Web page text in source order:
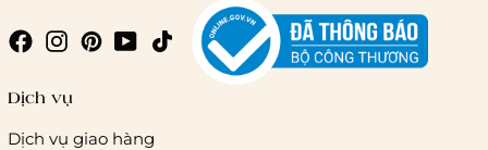
Giao hàng trong ngày (hoả tốc)
Dịch vụ
Dịch vụ giao hàng